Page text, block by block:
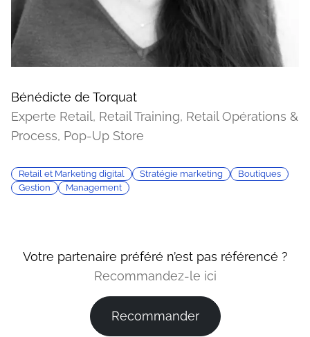
Bénédicte de Torquat
Experte Retail, Retail Training, Retail Opérations &
Process, Pop-Up Store
Retail et Marketing digital Stratégie marketing
Boutiques
Gestion
Management
Votre partenaire préféré n’est pas référencé ?
Recommandez-le ici
Recommander